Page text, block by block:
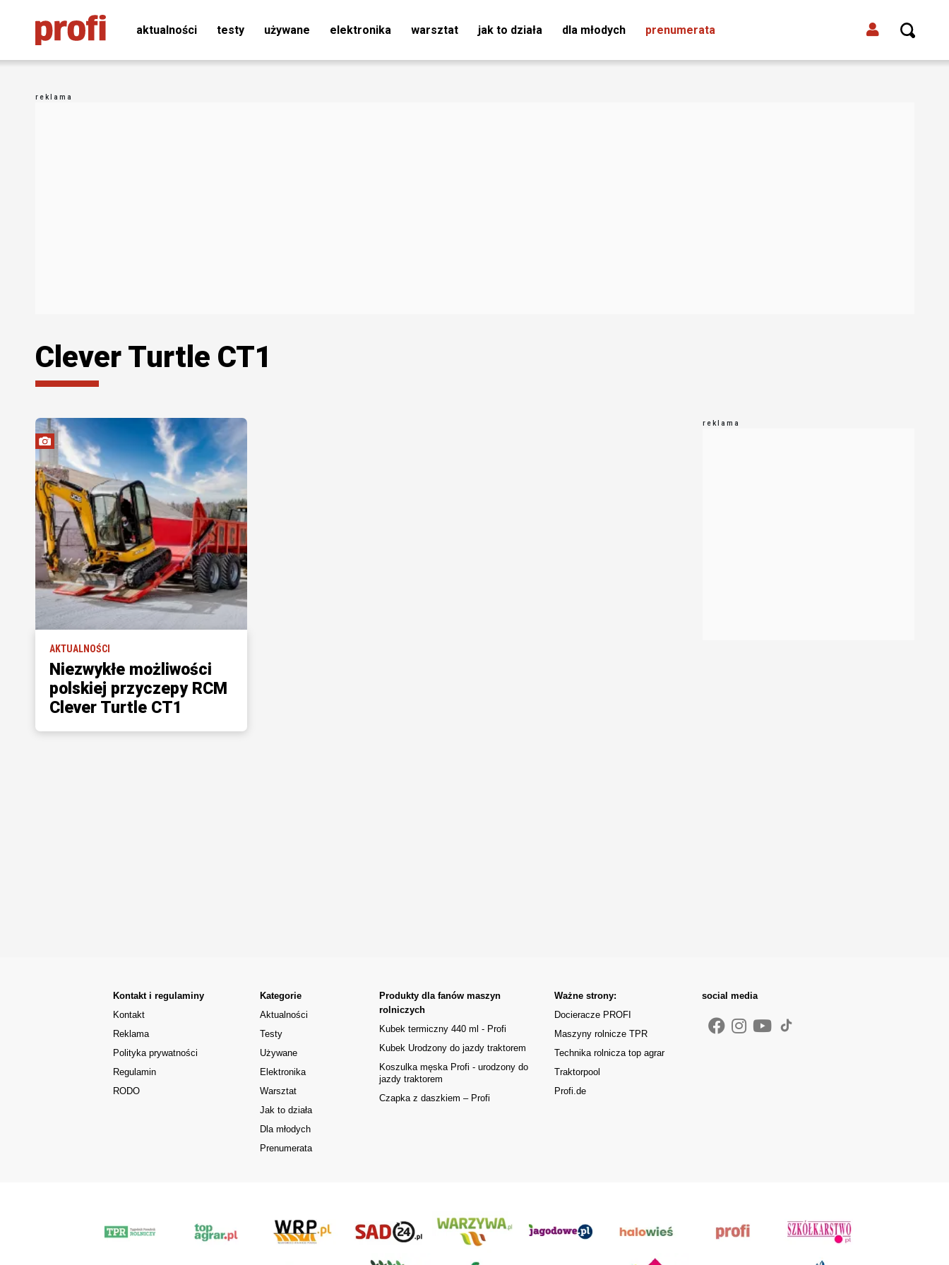
aktualności testy używane elektronika warsztat jak to działa dla młodych prenumerata
Clever Turtle CT1
AKTUALNOŚCI
Niezwykłe możliwości
polskiej przyczepy RCM
Clever Turtle CT1
Kontakt i regulaminy
Kontakt
Reklama
Polityka prywatności
Regulamin
RODO
Kategorie
Aktualności
Testy
Używane
Elektronika
Warsztat
Jak to działa
Dla młodych
Prenumerata
Produkty dla fanów maszyn
rolniczych
Kubek termiczny 440 ml - Profi
Kubek Urodzony do jazdy traktorem
Koszulka męska Profi - urodzony do
jazdy traktorem
Czapka z daszkiem – Profi
Ważne strony:
Docieracze PROFI
Maszyny rolnicze TPR
Technika rolnicza top agrar
Traktorpool
Profi.de
social media